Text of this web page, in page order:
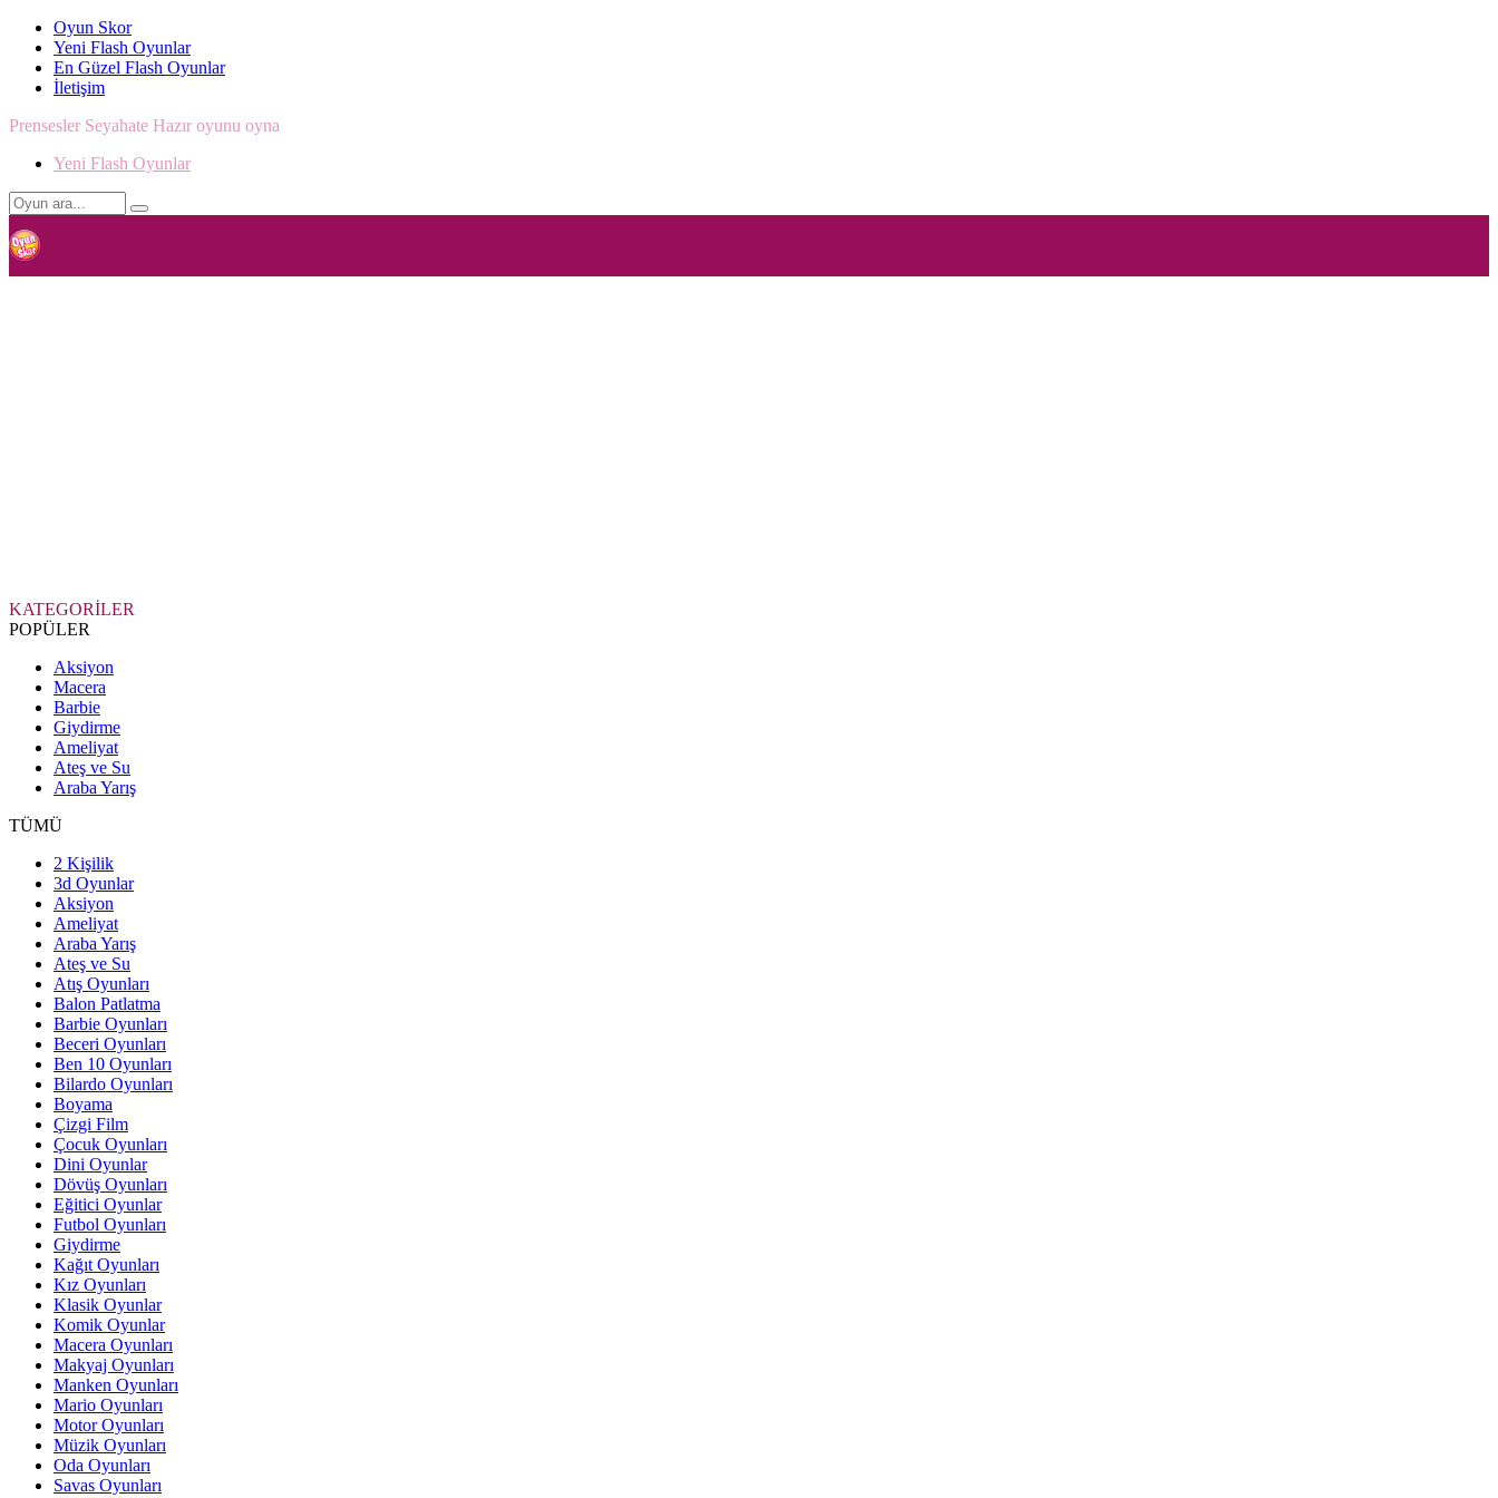
Oyun Skor
Yeni Flash Oyunlar
En Güzel Flash Oyunlar
İletişim
Prensesler Seyahate Hazır oyunu oyna
Yeni Flash Oyunlar
KATEGORİLER
POPÜLER
Aksiyon
Macera
Barbie
Giydirme
Ameliyat
Ateş ve Su
Araba Yarış
TÜMÜ
2 Kişilik
3d Oyunlar
Aksiyon
Ameliyat
Araba Yarış
Ateş ve Su
Atış Oyunları
Balon Patlatma
Barbie Oyunları
Beceri Oyunları
Ben 10 Oyunları
Bilardo Oyunları
Boyama
Çizgi Film
Çocuk Oyunları
Dini Oyunlar
Dövüş Oyunları
Eğitici Oyunlar
Futbol Oyunları
Giydirme
Kağıt Oyunları
Kız Oyunları
Klasik Oyunlar
Komik Oyunlar
Macera Oyunları
Makyaj Oyunları
Manken Oyunları
Mario Oyunları
Motor Oyunları
Müzik Oyunları
Oda Oyunları
Savas Oyunları